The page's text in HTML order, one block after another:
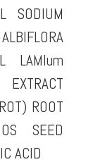
SODIUM
LAMIum
ROOT
SEED
ACID